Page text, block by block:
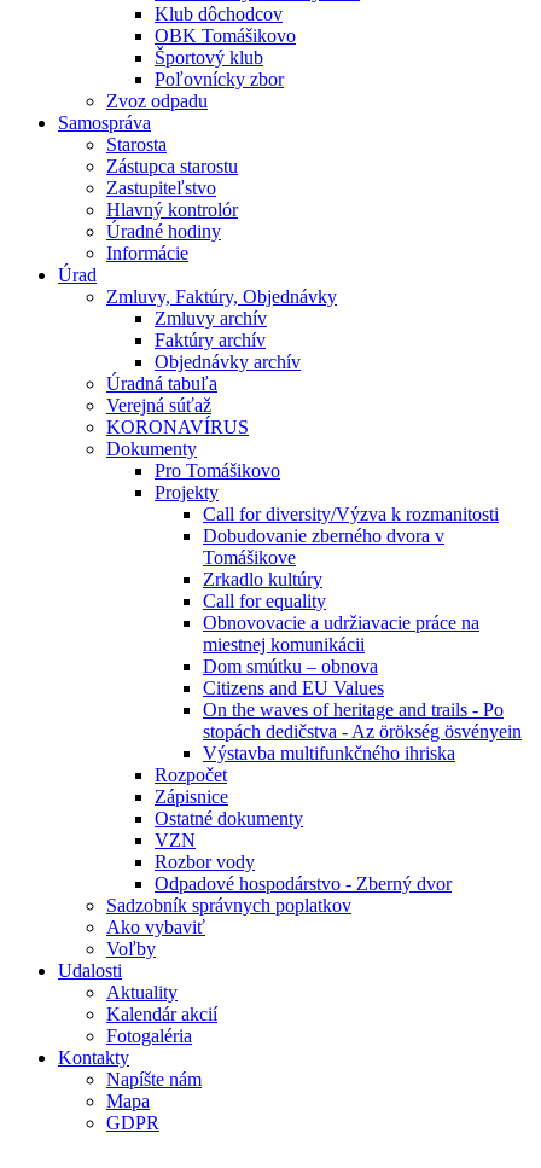
Klub dôchodcov
OBK Tomášikovo
Športový klub
Poľovnícky zbor
Zvoz odpadu
Samospráva
Starosta
Zástupca starostu
Zastupiteľstvo
Hlavný kontrolór
Úradné hodiny
Informácie
Úrad
Zmluvy, Faktúry, Objednávky
Zmluvy archív
Faktúry archív
Objednávky archív
Úradná tabuľa
Verejná súťaž
KORONAVÍRUS
Dokumenty
Pro Tomášikovo
Projekty
Call for diversity/Výzva k rozmanitosti
Dobudovanie zberného dvora v
Tomášikove
Zrkadlo kultúry
Call for equality
Obnovovacie a udržiavacie práce na
miestnej komunikácii
Dom smútku – obnova
Citizens and EU Values
On the waves of heritage and trails - Po
stopách dedičstva - Az örökség ösvényein
Výstavba multifunkčného ihriska
Rozpočet
Zápisnice
Ostatné dokumenty
VZN
Rozbor vody
Odpadové hospodárstvo - Zberný dvor
Sadzobník správnych poplatkov
Ako vybaviť
Voľby
Udalosti
Aktuality
Kalendár akcií
Fotogaléria
Kontakty
Napíšte nám
Mapa
GDPR